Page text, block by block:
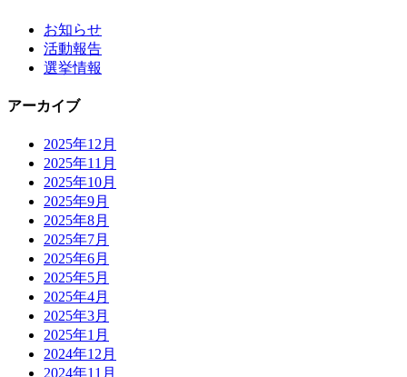
お知らせ
活動報告
選挙情報
アーカイブ
2025年12月
2025年11月
2025年10月
2025年9月
2025年8月
2025年7月
2025年6月
2025年5月
2025年4月
2025年3月
2025年1月
2024年12月
2024年11月